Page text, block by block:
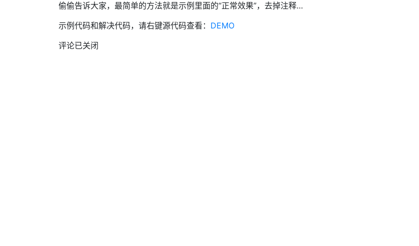
偷偷告诉大家，最简单的方法就是示例里面的“正常效果”，去掉注释…
示例代码和解决代码，请右键源代码查看： DEMO
评论已关闭